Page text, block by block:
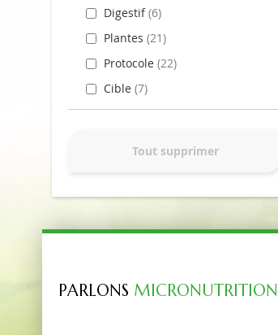
Digestif 6
Plantes 21
Protocole 22
Cible 7
Tout supprimer
PARLONS MICRONUTRITION